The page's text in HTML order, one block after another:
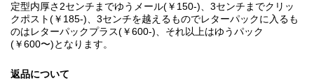
定型内厚さ2センチまでゆうメール(￥150-)、3センチまでクリッ
クポスト(￥185-)、3センチを越えるものでレターパックに入るも
のはレターパックプラス(￥600-)、それ以上はゆうパック
(￥600〜)となります。
返品について